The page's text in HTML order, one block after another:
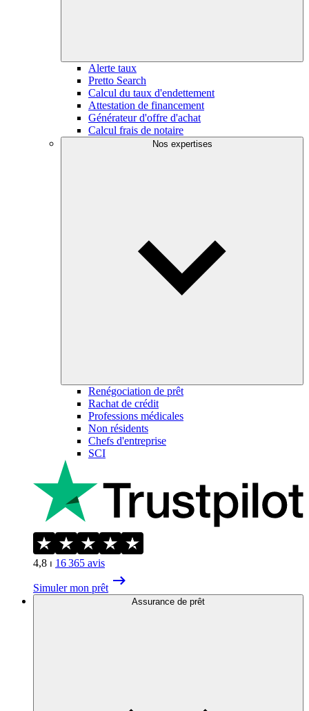
Alerte taux
Pretto Search
Calcul du taux d'endettement
Attestation de financement
Générateur d'offre d'achat
Calcul frais de notaire
Nos expertises
Renégociation de prêt
Rachat de crédit
Professions médicales
Non résidents
Chefs d'entreprise
SCI
4,8 ⏐ 16 365 avis
Simuler mon prêt
Assurance de prêt